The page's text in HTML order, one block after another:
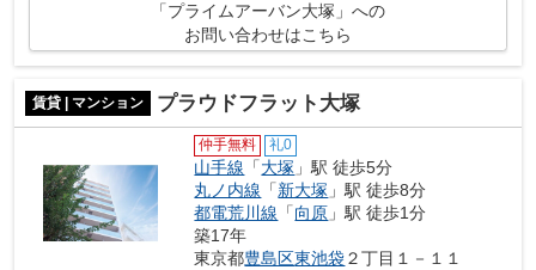
「プライムアーバン大塚」への
お問い合わせはこちら
賃貸 | マンション プラウドフラット大塚
仲手無料 礼0
山手線 「大塚 」駅 徒歩5分
丸ノ内線 「新大塚 」駅 徒歩8分
都電荒川線 「向原 」駅 徒歩1分
築17年
東京都豊島区東池袋２丁目１－１１